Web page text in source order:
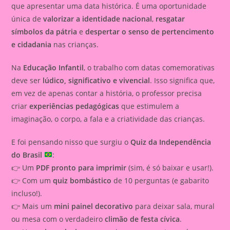
que apresentar uma data histórica. É uma oportunidade
única devalorizar a identidade nacional, resgatar
símbolos da pátria edespertar o senso de pertencimento
e cidadania nas crianças.
Na Educação Infantil, o trabalho com datas comemorativas
deve ser lúdico, significativo e vivencial. Isso significa que,
em vez de apenas contar a história, o professor precisa
criarexperiências pedagógicas que estimulem a
imaginação, o corpo, a fala e a criatividade das crianças.
E foi pensando nisso que surgiu oQuiz da Independência
do Brasil
:
👉 Um PDF pronto para imprimir (sim, é só baixar e usar!).
👉 Com umquiz bombástico de 10 perguntas (e gabarito
incluso!).
👉 Mais um mini painel decorativo para deixar sala, mural
ou mesa com o verdadeiroclimão de festa cívica.